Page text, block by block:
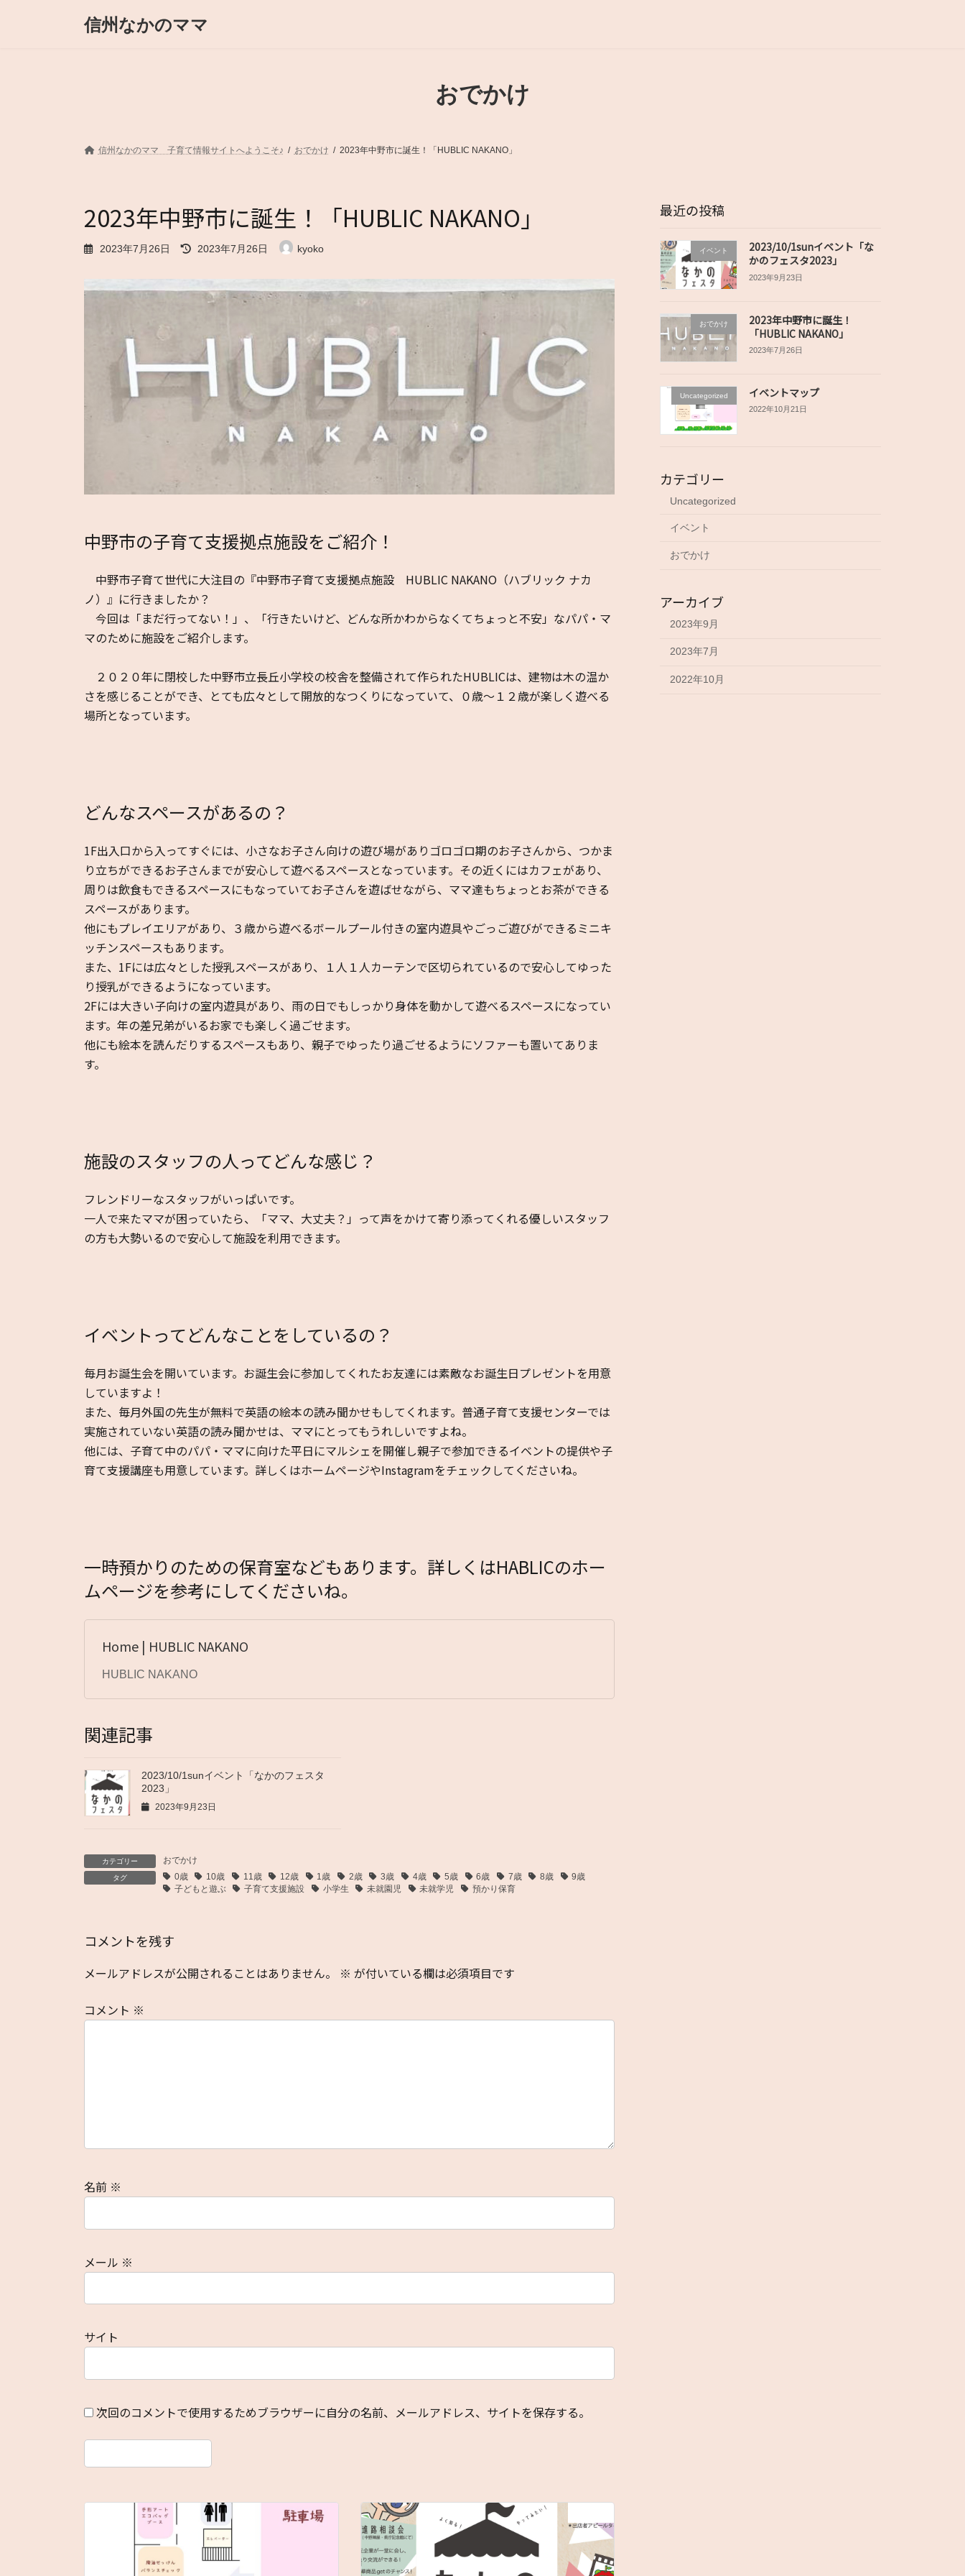
信州なかのママ
おでかけ
信州なかのママ 子育て情報サイトへようこそ♪ おでかけ 2023年中野市に誕生！「HUBLIC NAKANO」
2023年中野市に誕生！「HUBLIC NAKANO」
2023年7月26日
最
終
新
日
2023年7月26日 kyoko
中野市の子育て支援拠点施設をご紹介！
中野市子育て世代に大注目の『中野市子育て支援拠点施設 HUBLIC NAKANO（ハブリック ナカ
ノ）』に行きましたか？
今回は「まだ行ってない！」、「行きたいけど、どんな所かわからなくてちょっと不安」なパパ・マ
マのために施設をご紹介します。
２０２０年に閉校した中野市立長丘小学校の校舎を整備されて作られたHUBLICは、建物は木の温か
さを感じることができ、とても広々として開放的なつくりになっていて、０歳～１２歳が楽しく遊べる
場所となっています。
どんなスペースがあるの？
1F出入口から入ってすぐには、小さなお子さん向けの遊び場がありゴロゴロ期のお子さんから、つかま
り立ちができるお子さんまでが安心して遊べるスペースとなっています。その近くにはカフェがあり、
周りは飲食もできるスペースにもなっていてお子さんを遊ばせながら、ママ達もちょっとお茶ができる
スペースがあります。
他にもプレイエリアがあり、３歳から遊べるボールプール付きの室内遊具やごっご遊びができるミニキ
ッチンスペースもあります。
また、1Fには広々とした授乳スペースがあり、１人１人カーテンで区切られているので安心してゆった
り授乳ができるようになっています。
2Fには大きい子向けの室内遊具があり、雨の日でもしっかり身体を動かして遊べるスペースになってい
ます。年の差兄弟がいるお家でも楽しく過ごせます。
他にも絵本を読んだりするスペースもあり、親子でゆったり過ごせるようにソファーも置いてありま
す。
施設のスタッフの人ってどんな感じ？
フレンドリーなスタッフがいっぱいです。
一人で来たママが困っていたら、「ママ、大丈夫？」って声をかけて寄り添ってくれる優しいスタッフ
の方も大勢いるので安心して施設を利用できます。
イベントってどんなことをしているの？
毎月お誕生会を開いています。お誕生会に参加してくれたお友達には素敵なお誕生日プレゼントを用意
していますよ！
また、毎月外国の先生が無料で英語の絵本の読み聞かせもしてくれます。普通子育て支援センターでは
実施されていない英語の読み聞かせは、ママにとってもうれしいですよね。
他には、子育て中のパパ・ママに向けた平日にマルシェを開催し親子で参加できるイベントの提供や子
育て支援講座も用意しています。詳しくはホームページやInstagramをチェックしてくださいね。
一時預かりのための保育室などもあります。詳しくはHABLICのホー
ムページを参考にしてくださいね。
Home | HUBLIC NAKANO
HUBLIC NAKANO
関連記事
2023/10/1sunイベント「なかのフェスタ
2023」
2023年9月23日
カテゴリー おでかけ
タグ 0歳 10歳 11歳 12歳 1歳 2歳 3歳 4歳 5歳 6歳 7歳 8歳
9歳
子どもと遊ぶ
子育て支援施設 小学生 未就園児 未就学児 預かり保育
コメントを残す
メールアドレスが公開されることはありません。 ※ が付いている欄は必須項目です
コメント ※
名前 ※
メール ※
サイト
次回のコメントで使用するためブラウザーに自分の名前、メールアドレス、サイトを保存する。
最近の投稿
イベント
2023/10/1sunイベント「な
かのフェスタ2023」
2023年9月23日
おでかけ
2023年中野市に誕生！
「HUBLIC NAKANO」
2023年7月26日
Uncategorized イベントマップ
2022年10月21日
カテゴリー
Uncategorized
イベント
おでかけ
アーカイブ
2023年9月
2023年7月
2022年10月